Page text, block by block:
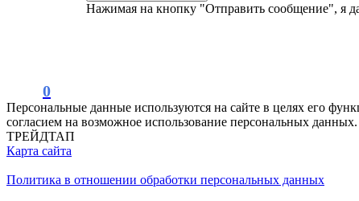
Нажимая на кнопку "Отправить сообщение", я
0
Персональные данные используются на сайте в целях его
согласием на возможное использование персональных данных.
ТРЕЙДТАП
Карта сайта
Политика в отношении обработки персональных данных